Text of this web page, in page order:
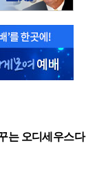
는 오디세우스다